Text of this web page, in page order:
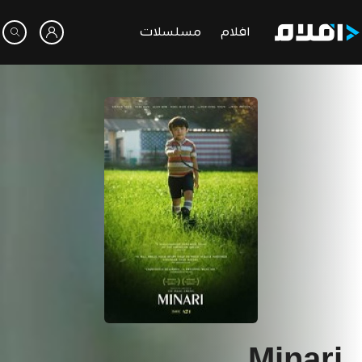
افلام مسلسلات